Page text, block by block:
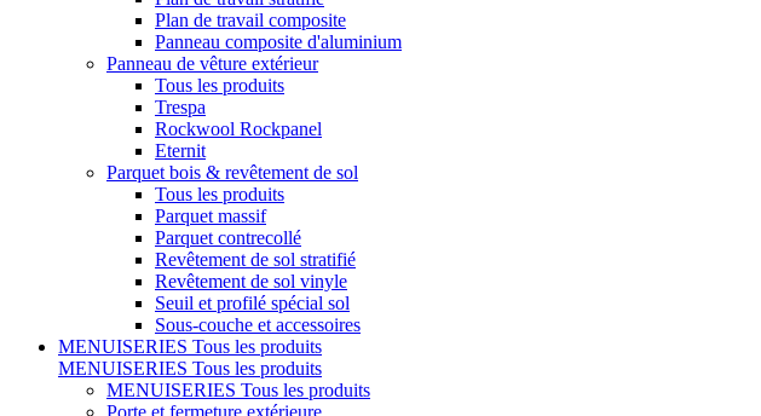
Plan de travail composite
Panneau composite d'aluminium
Panneau de vêture extérieur
Tous les produits
Trespa
Rockwool Rockpanel
Eternit
Parquet bois & revêtement de sol
Tous les produits
Parquet massif
Parquet contrecollé
Revêtement de sol stratifié
Revêtement de sol vinyle
Seuil et profilé spécial sol
Sous-couche et accessoires
MENUISERIES Tous les produits
MENUISERIES Tous les produits
MENUISERIES Tous les produits
Porte et fermeture extérieure